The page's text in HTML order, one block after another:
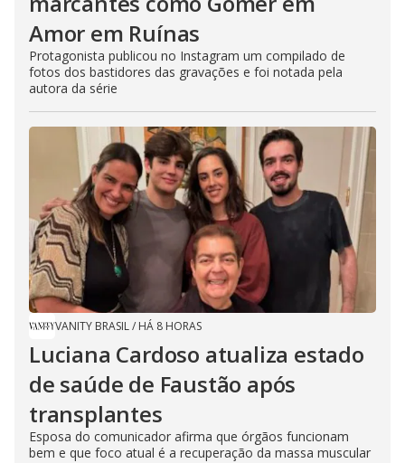
Amor em Ruínas
Protagonista publicou no Instagram um compilado de
fotos dos bastidores das gravações e foi notada pela
autora da série
VANITY BRASIL/ HÁ 8 HORAS
Luciana Cardoso atualiza estado
de saúde de Faustão após
transplantes
Esposa do comunicador afirma que órgãos funcionam
bem e que foco atual é a recuperação da massa muscular